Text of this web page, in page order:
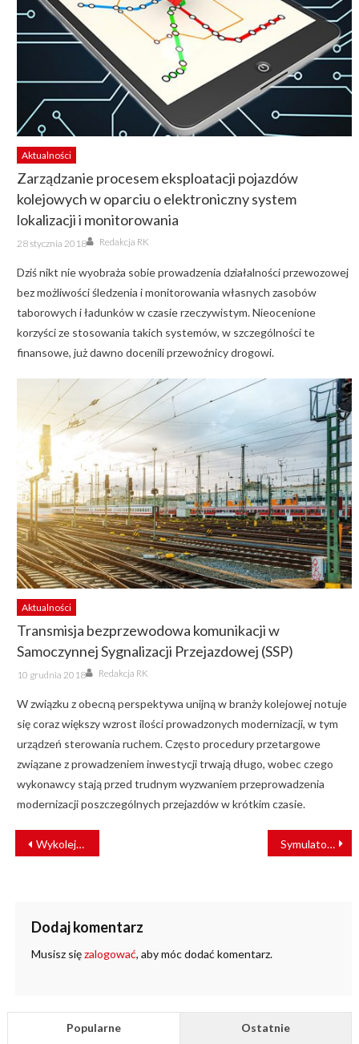
Aktualności
Zarządzanie procesem eksploatacji pojazdów
kolejowych w oparciu o elektroniczny system
lokalizacji i monitorowania
Posted
on
28 stycznia 2018 Author
Redakcja RK
Dziś nikt nie wyobraża sobie prowadzenia działalności przewozowej
bez możliwości śledzenia i monitorowania własnych zasobów
taborowych i ładunków w czasie rzeczywistym. Nieocenione
korzyści ze stosowania takich systemów, w szczególności te
finansowe, już dawno docenili przewoźnicy drogowi.
Aktualności
Transmisja bezprzewodowa komunikacji w
Samoczynnej Sygnalizacji Przejazdowej (SSP)
Posted
on
10 grudnia 2018 Author
Redakcja RK
W związku z obecną perspektywa unijną w branży kolejowej notuje
się coraz większy wzrost ilości prowadzonych modernizacji, w tym
urządzeń sterowania ruchem. Często procedury przetargowe
związane z prowadzeniem inwestycji trwają długo, wobec czego
wykonawcy stają przed trudnym wyzwaniem przeprowadzenia
modernizacji poszczególnych przejazdów w krótkim czasie.
NAWIGACJA
WPISU
Wykolejenie pociągu na południu Czech. Maszynista tłumaczy, że “oślepiło go słońce” Symulatory SIM Factor dla Rumunii uruchomione w CFR Călători
Dodaj komentarz
Musisz sięzalogować, aby móc dodać komentarz.
Popularne Ostatnie